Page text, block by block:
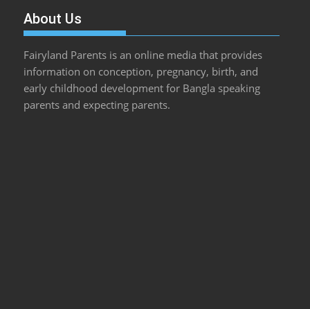
About Us
Fairyland Parents is an online media that provides
information on conception, pregnancy, birth, and
early childhood development for Bangla speaking
parents and expecting parents.